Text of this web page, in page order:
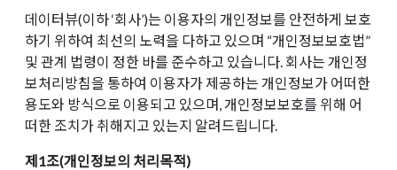
데이터뷰(이하 ‘회사’)는 이용자의 개인정보를 안전하게 보호
하기 위하여 최선의 노력을 다하고 있으며 “개인정보보호법”
및 관계 법령이 정한 바를 준수하고 있습니다. 회사는 개인정
보처리방침을 통하여 이용자가 제공하는 개인정보가 어떠한
용도와 방식으로 이용되고 있으며, 개인정보보호를 위해 어
떠한 조치가 취해지고 있는지 알려드립니다.
제1조(개인정보의 처리목적)